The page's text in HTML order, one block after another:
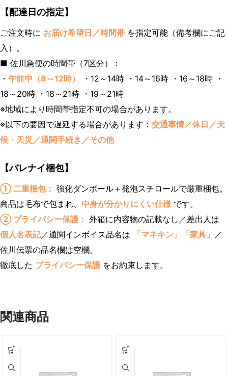
【配達日の指定】
ご注文時に お届け希望日／時間帯 を指定可能（備考欄にご記
入）。
■ 佐川急便の時間帯（7区分）：
・ 午前中（8～12時）
・12～14時 ・14～16時 ・16～18時 ・
18～20時 ・18～21時 ・19～21時
※地域により時間帯指定不可の場合があります。
※以下の要因で遅延する場合があります： 交通事情／休日／天
候・天災／通関手続き／その他
【バレナイ梱包】
① 二重梱包： 強化ダンボール＋発泡スチロールで厳重梱包。
商品は毛布で包まれ、 中身が分かりにくい仕様 です。
② プライバシー保護： 外箱に内容物の記載なし／差出人は
個人名表記／通関インボイス品名は 「マネキン」「家具」 ／
佐川伝票の品名欄は空欄。
徹底した プライバシー保護 をお約束します。
関連商品